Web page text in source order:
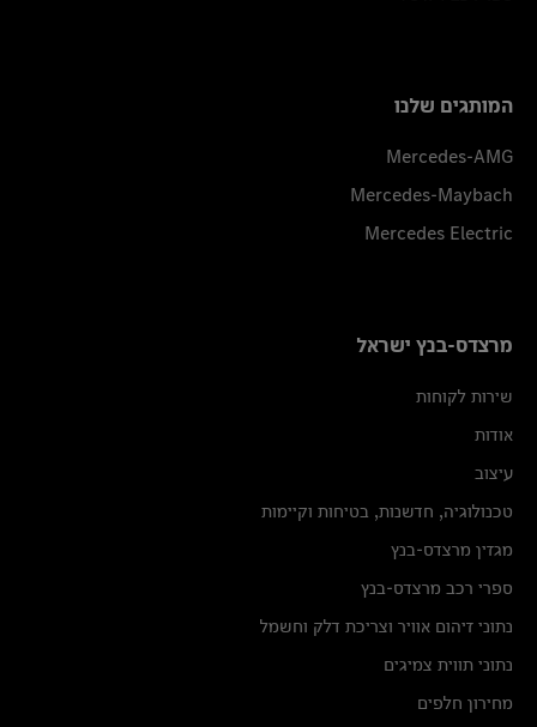
המותגים שלנו
Mercedes-AMG
Mercedes-Maybach
Mercedes Electric
מרצדס-בנץ ישראל
שירות לקוחות
אודות
עיצוב
טכנולוגיה, חדשנות, בטיחות וקיימות
מגזין מרצדס-בנץ
ספרי רכב מרצדס-בנץ
נתוני זיהום אוויר וצריכת דלק וחשמל
נתוני תווית צמיגים
מחירון חלפים